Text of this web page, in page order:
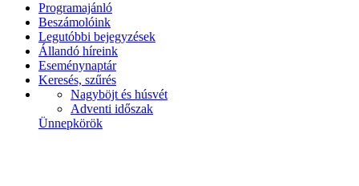
Programajánló
Beszámolóink
Legutóbbi bejegyzések
Állandó híreink
Eseménynaptár
Keresés, szűrés
Nagyböjt és húsvét
Adventi időszak
Ünnepkörök